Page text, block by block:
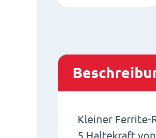
Kleiner Ferrite-
5 Haltekraft